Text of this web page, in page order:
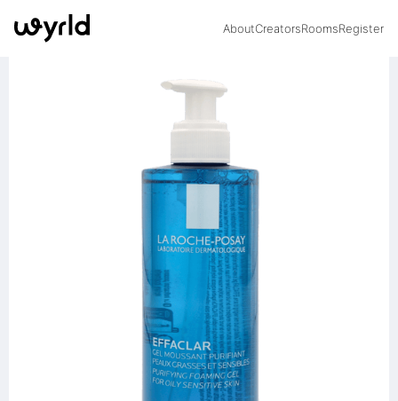
AboutCreatorsRoomsRegister